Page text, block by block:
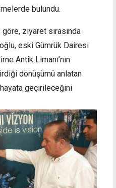
bulundu.
ziyaret sırasında
eski Gümrük Dairesi
Antik Limanı’nın
dönüşümü anlatan
geçirileceğini